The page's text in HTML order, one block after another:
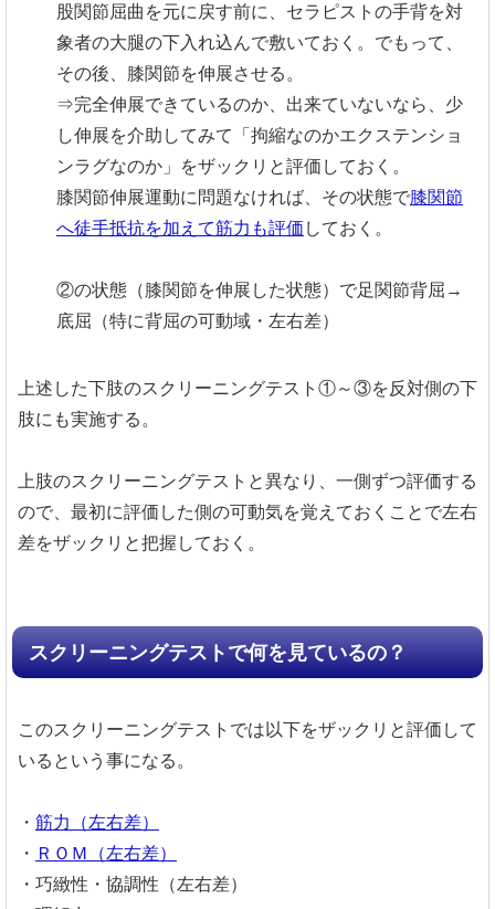
股関節屈曲を元に戻す前に、セラピストの手背を対
象者の大腿の下入れ込んで敷いておく。でもって、
その後、膝関節を伸展させる。
⇒完全伸展できているのか、出来ていないなら、少
し伸展を介助してみて「拘縮なのかエクステンショ
ンラグなのか」をザックリと評価しておく。
膝関節伸展運動に問題なければ、その状態で膝関節
へ徒手抵抗を加えて筋力も評価 しておく。
②の状態（膝関節を伸展した状態）で足関節背屈→
底屈（特に背屈の可動域・左右差）
上述した下肢のスクリーニングテスト①～③を反対側の下
肢にも実施する。
上肢のスクリーニングテストと異なり、一側ずつ評価する
ので、最初に評価した側の可動気を覚えておくことで左右
差をザックリと把握しておく。
スクリーニングテストで何を見ているの？
このスクリーニングテストでは以下をザックリと評価して
いるという事になる。
・ 筋力（左右差）
・ ＲＯＭ（左右差）
・巧緻性・協調性（左右差）